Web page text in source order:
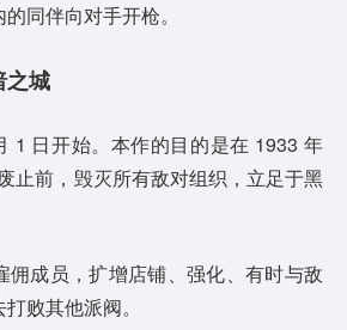
同伴向对手开枪。
之城
1 日开始。本作的目的是在 1933 年
止前，毁灭所有敌对组织，立足于黑
佣成员，扩增店铺、强化、有时与敌
败其他派阀。